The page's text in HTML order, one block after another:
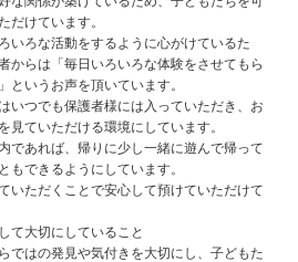
だけています。
いろな活動をするように心がけているた
らは「毎日いろいろな体験をさせてもら
というお声を頂いています。
いつでも保護者様には入っていただき、お
見ていただける環境にしています。
であれば、帰りに少し一緒に遊んで帰って
もできるようにしています。
いただくことで安心して預けていただけて
て大切にしていること
ではの発見や気付きを大切にし、子どもた